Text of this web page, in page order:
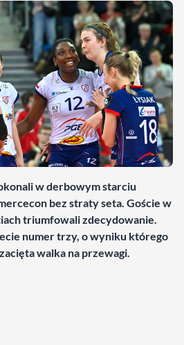
w derbowym starciu
bez straty seta. Goście w
triumfowali zdecydowanie.
numer trzy, o wyniku którego
walka na przewagi.